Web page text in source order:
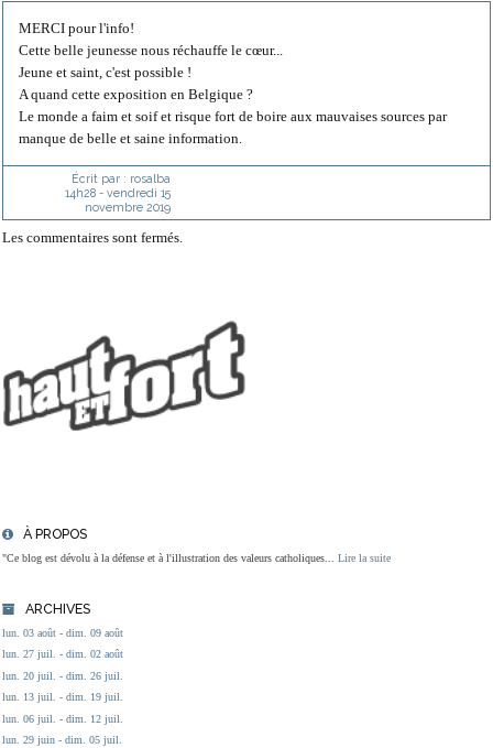
À PROPOS
"Ce blog est dévolu à la défense et à l'illustration des valeurs catholiques... Lire la suite
ARCHIVES
lun. 03 août - dim. 09 août
lun. 27 juil. - dim. 02 août
lun. 20 juil. - dim. 26 juil.
lun. 13 juil. - dim. 19 juil.
lun. 06 juil. - dim. 12 juil.
lun. 29 juin - dim. 05 juil.
MERCI pour l'info!
Cette belle jeunesse nous réchauffe le cœur...
Jeune et saint, c'est possible !
A quand cette exposition en Belgique ?
Le monde a faim et soif et risque fort de boire aux mauvaises sources par
manque de belle et saine information.
Écrit par : rosalba
14h28- vendredi 15
novembre 2019
Les commentaires sont fermés.